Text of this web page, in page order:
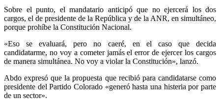
Sobre el punto, el mandatario anticipó que no ejercerá los dos
cargos, el de presidente de la República y de la ANR, en simultáneo,
porque prohíbe la Constitución Nacional.
«Eso se evaluará, pero no caeré, en el caso que decida
candidatarme, no voy a cometer jamás el error de ejercer los cargos
de manera simultánea. No voy a violar la Constitución», lanzó.
Abdo expresó que la propuesta que recibió para candidatarse como
presidente del Partido Colorado «generó hasta una histeria por parte
de un sector».